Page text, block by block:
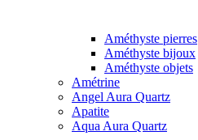
Améthyste pierres
Améthyste bijoux
Améthyste objets
Amétrine
Angel Aura Quartz
Apatite
Aqua Aura Quartz